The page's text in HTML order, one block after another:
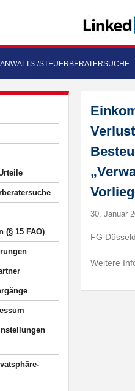
ANWALTS-/STEUERBERATERSUCHE
(§ 15 FAO)
30. Januar
FG
Weitere